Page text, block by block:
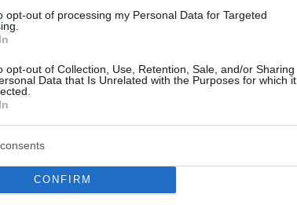
opt-out of processing my Personal Data for Targeted
opt-out of Collection, Use, Retention, Sale, and/or Sharing
Data that Is Unrelated with the Purposes for which it
CONFIRM
ομάδες που αγωνίζονται στη διοργάνωση
και η Χαποέλ Τελ Αβίβ που έχουν
πρόταση για αλλαγή του τρόπου
ο
ενδιαφέρον να αγωνιστούν στην
καταθέσει κάποια επίσημη πρόταση